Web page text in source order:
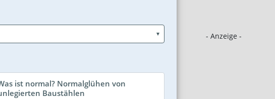
- Anzeige -
ist normal? Normalglühen von
Baustählen